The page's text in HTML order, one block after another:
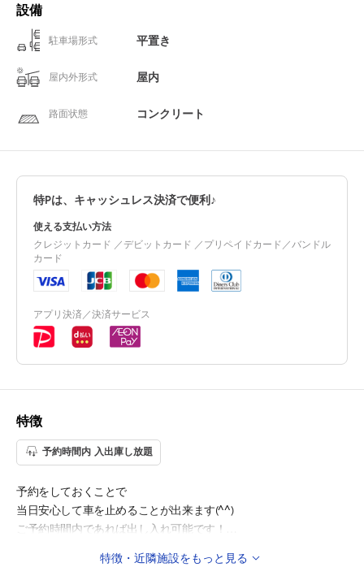
設備
駐車場形式 平置き
屋内外形式 屋内
路面状態 コンクリート
特Pは、キャッシュレス決済で便利♪
使える支払い方法
クレジットカード ／デビットカード ／プリペイドカード／バンドル
カード
アプリ決済／決済サービス
特徴
予約時間内 入出庫し放題
予約をしておくことで
当日安心して車を止めることが出来ます(^^)
ご予約時間内であれば出し入れ可能です！
特徴・近隣施設をもっと見る